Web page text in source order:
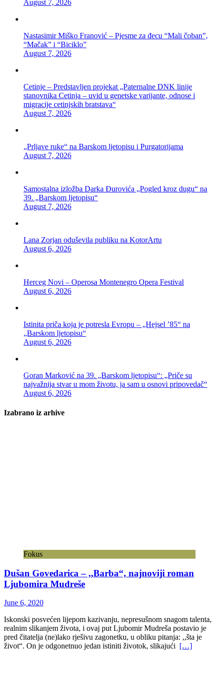
August 7, 2026
Nastasimir Miško Franović – Pjesme za đecu “Mali čoban”,
“Mačak” i “Biciklo”
August 7, 2026
Cetinje – Predstavljen projekat „Paternalne DNK linije
stanovnika Cetinja – uvid u genetske varijante, odnose i
migracije cetinjskih bratstava“
August 7, 2026
„Prljave ruke“ na Barskom ljetopisu i Purgatorijama
August 7, 2026
Samostalna izložba Darka Đurovića „Pogled kroz dugu“ na
39. „Barskom ljetopisu“
August 7, 2026
Lana Zorjan oduševila publiku na KotorArtu
August 6, 2026
Herceg Novi – Operosa Montenegro Opera Festival
August 6, 2026
Istinita priča koja je potresla Evropu – „Hejsel ’85“ na
„Barskom ljetopisu“
August 6, 2026
Goran Marković na 39. „Barskom ljetopisu“: „Priče su
najvažnija stvar u mom životu, ja sam u osnovi pripovedač“
August 6, 2026
Izabrano iz arhive
Fokus
Dušan Govedarica – ,,Barba“, najnoviji roman
Ljubomira Mudreše
June 6, 2020
Iskonski posvećen lijepom kazivanju, nepresušnom snagom talenta,
realnim slikanjem života, i ovaj put Ljubomir Mudreša postavio je
pred čitatelja (ne)lako rješivu zagonetku, u obliku pitanja: ,,šta je
život“. On je odgonetnuo jedan istiniti životok, slikajući […]